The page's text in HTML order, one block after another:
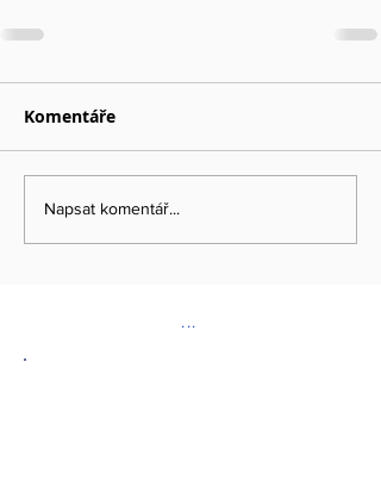
Komentáře
Napsat komentář...
...